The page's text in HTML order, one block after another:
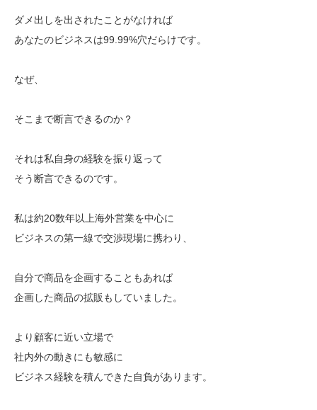
ダメ出しを出されたことがなければ
あなたのビジネスは99.99%穴だらけです。
なぜ、
そこまで断言できるのか？
それは私自身の経験を振り返って
そう断言できるのです。
私は約20数年以上海外営業を中心に
ビジネスの第一線で交渉現場に携わり、
自分で商品を企画することもあれば
企画した商品の拡販もしていました。
より顧客に近い立場で
社内外の動きにも敏感に
ビジネス経験を積んできた自負があります。